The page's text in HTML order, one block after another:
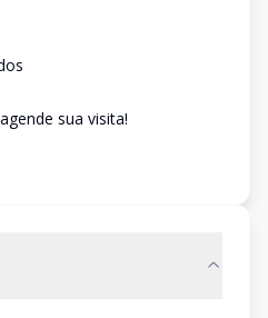
sua visita!